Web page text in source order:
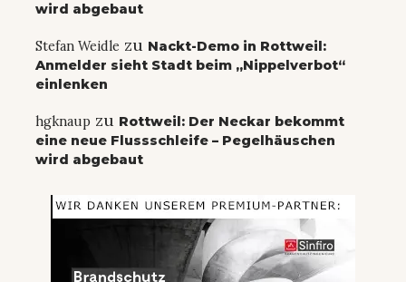
wird abgebaut
Stefan Weidle zu Nackt-Demo in Rottweil:
Anmelder sieht Stadt beim „Nippelverbot“
einlenken
hgknaup zu Rottweil: Der Neckar bekommt
eine neue Flussschleife – Pegelhäuschen
wird abgebaut